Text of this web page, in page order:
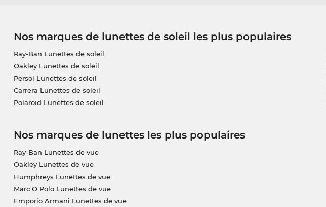
Nos marques de lunettes de soleil les plus populaires
Ray-Ban Lunettes de soleil
Oakley Lunettes de soleil
Persol Lunettes de soleil
Carrera Lunettes de soleil
Polaroid Lunettes de soleil
Nos marques de lunettes les plus populaires
Ray-Ban Lunettes de vue
Oakley Lunettes de vue
Humphreys Lunettes de vue
Marc O Polo Lunettes de vue
Emporio Armani Lunettes de vue